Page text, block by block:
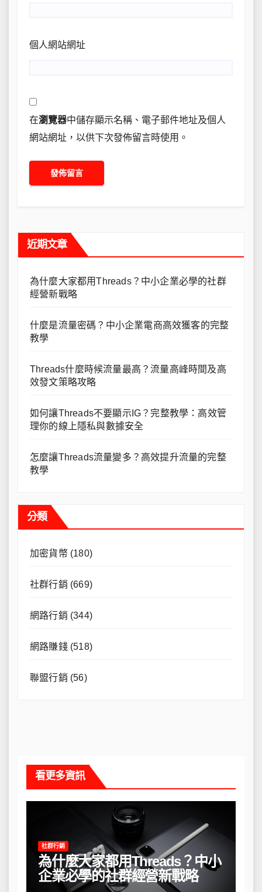
個人網站網址
在瀏覽器中儲存顯示名稱、電子郵件地址及個人
網站網址，以供下次發佈留言時使用。
近期文章
為什麼大家都用Threads？中小企業必學的社群
經營新戰略
什麼是流量密碼？中小企業電商高效獲客的完整
教學
Threads什麼時候流量最高？流量高峰時間及高
效發文策略攻略
如何讓Threads不要顯示IG？完整教學：高效管
理你的線上隱私與數據安全
怎麼讓Threads流量變多？高效提升流量的完整
教學
分類
加密貨幣(180)
社群行銷 (669)
網路行銷 (344)
網路賺錢(518)
聯盟行銷 (56)
看更多資訊
社群行銷
為什麼大家都用Threads？中小
企業必學的社群經營新戰略